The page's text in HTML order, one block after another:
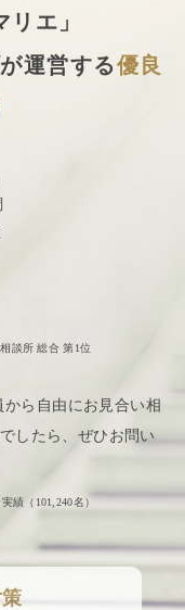
リエ」
運営する優良
談所 総合 第1位
ら自由にお見合い相
したら、ぜひお問い
績（ 101,240名）